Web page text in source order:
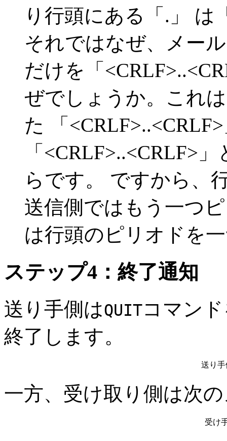
り行頭にある「.」 は
それではなぜ、メー
だけを「
ぜでしょうか。これ
た 「
「<CRLF>..<CRLF>
らです。 ですから、
送信側ではもう一つ
は行頭のピリオドを
ステップ4：終了通知
送り手側はQUITコマン
終了します。
送り手
一方、受け取り側は次
受け